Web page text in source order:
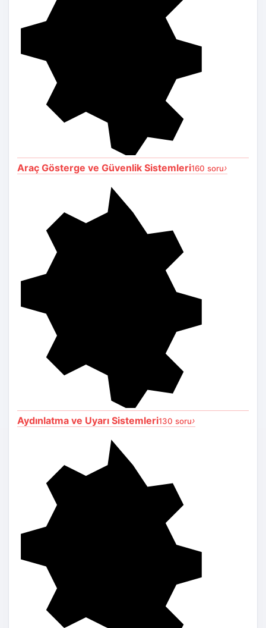
Araç Gösterge ve Güvenlik Sistemleri160 soru›
Aydınlatma ve Uyarı Sistemleri130 soru›